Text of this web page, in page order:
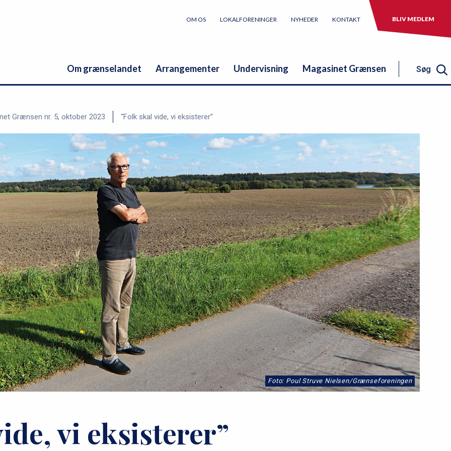
OM OS LOKALFORENINGER NYHEDER KONTAKT BLIV MEDLEM
Om grænselandet Arrangementer Undervisning Magasinet Grænsen Søg
Grænsen nr. 5, oktober 2023 “Folk skal vide, vi eksisterer”
Foto: Poul Struve Nielsen/Grænseforeningen
vi eksisterer”